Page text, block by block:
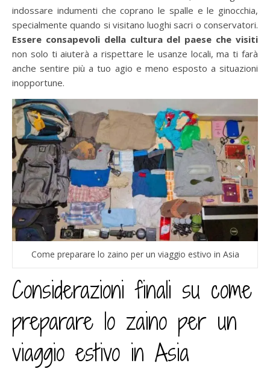
indossare indumenti che coprano le spalle e le ginocchia,
specialmente quando si visitano luoghi sacri o conservatori.
Essere consapevoli della cultura del paese che visiti
non solo ti aiuterà a rispettare le usanze locali, ma ti farà
anche sentire più a tuo agio e meno esposto a situazioni
inopportune.
Come preparare lo zaino per un viaggio estivo in Asia
Considerazioni finali su come
preparare lo zaino per un
viaggio estivo in Asia